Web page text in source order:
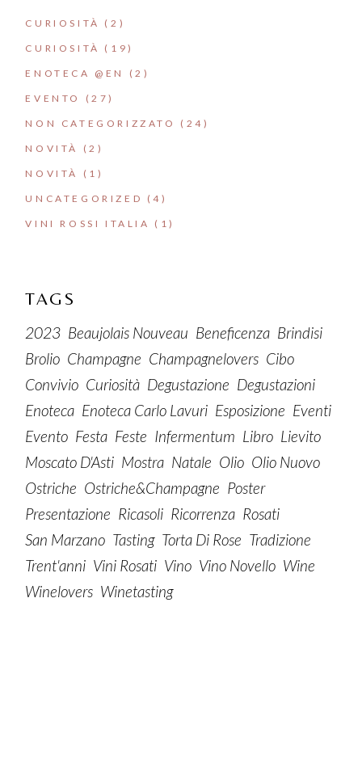
CURIOSITÀ (2)
CURIOSITÀ (19)
ENOTECA @EN (2)
EVENTO (27)
NON CATEGORIZZATO (24)
NOVITÀ (2)
NOVITÀ (1)
UNCATEGORIZED (4)
VINI ROSSI ITALIA (1)
TAGS
2023 Beaujolais Nouveau Beneficenza Brindisi
Brolio Champagne Champagnelovers Cibo
Convivio Curiosità Degustazione Degustazioni
Enoteca Enoteca Carlo Lavuri Esposizione Eventi
Evento Festa Feste Infermentum Libro Lievito
Moscato D'Asti Mostra Natale Olio Olio Nuovo
Ostriche Ostriche&champagne Poster
Presentazione Ricasoli Ricorrenza Rosati
San Marzano Tasting Torta Di Rose Tradizione
Trent'anni Vini Rosati Vino Vino Novello Wine
Winelovers Winetasting